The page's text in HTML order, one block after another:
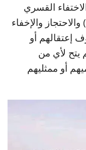
القسري
والإخفاء
إعتقالهم أو
يتح لأي من
أو ممثليهم